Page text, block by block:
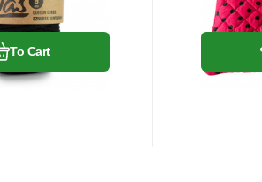
To Cart
Favorite
Compare